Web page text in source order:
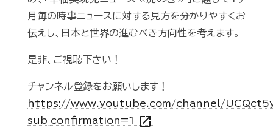
月毎の時事ニュースに対する見方を分かりやすくお
伝えし、日本と世界の進むべき方向性を考えます。
是非、ご視聴下さい！
チャンネル登録をお願いします！
https://www.youtube.com/channel/
sub_confirmation=1 open_in_new